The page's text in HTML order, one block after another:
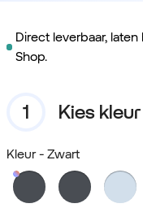
Direct leverbaar,
Shop.
Kies
Kleur - Zwart